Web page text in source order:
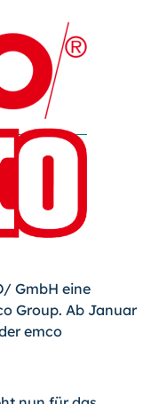
GmbH eine
Group. Ab Januar
emco